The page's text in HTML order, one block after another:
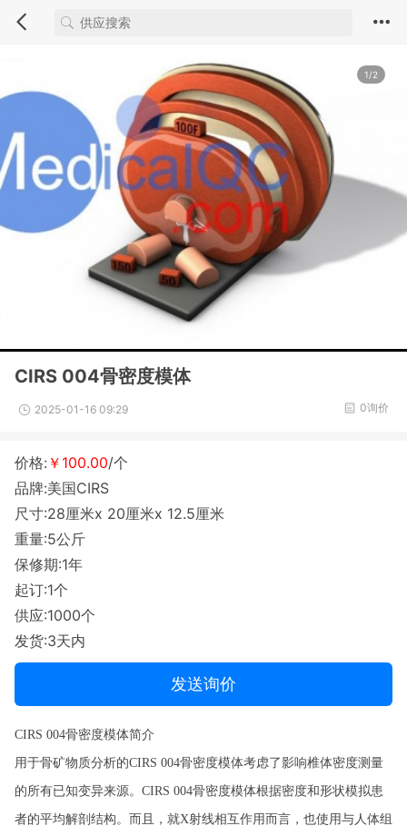
1/2
CIRS 004骨密度模体
2025-01-16 09:29 0询价
价格: ￥100.00/个
品牌:美国CIRS
尺寸:28厘米x 20厘米x 12.5厘米
重量:5公斤
保修期:1年
起订:1个
供应:1000个
发货:3天内
发送询价
CIRS 004骨密度模体简介
用于骨矿物质分析的CIRS 004骨密度模体考虑了影响椎体密度测量
的所有已知变异来源。CIRS 004骨密度模体根据密度和形状模拟患
者的平均解剖结构。而且，就X射线相互作用而言，也使用与人体组